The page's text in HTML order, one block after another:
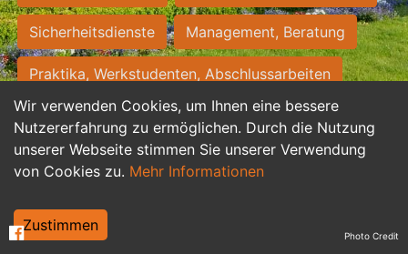
Wir verwenden Cookies, um Ihnen eine bessere
Nutzererfahrung zu ermöglichen. Durch die Nutzung
unserer Webseite stimmen Sie unserer Verwendung
von Cookies zu. Mehr Informationen
Zustimmen
Sicherheitsdienste Management, Beratung
Praktika, Werkstudenten, Abschlussarbeiten
Personalwesen Assistenz, Sekretariat
Hilfskräfte, Aushilfs- und Nebenjobs
Weiterbildung, Studium, duale Ausbildung Photo Credit